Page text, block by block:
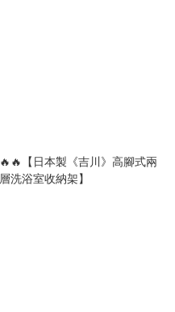
🔥🔥【日本製《吉川》高腳式兩
層洗浴室收納架】